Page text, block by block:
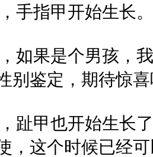
甲开始生长。
是个男孩，我
别鉴定，期待惊
也开始生长了
，这个时候已经